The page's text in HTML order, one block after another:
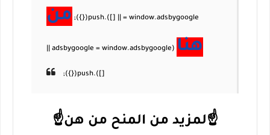
من
هنا
☝لمزيد من المنح من هن☝